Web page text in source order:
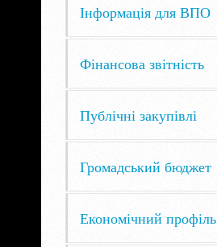
Інформація для ВПО
Фінансова звітність
Публічні закупівлі
Громадський бюджет
Економічний профіль